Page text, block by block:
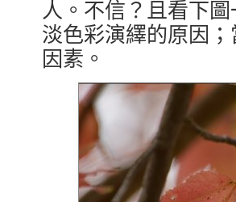
人。不信？且看下
淡色彩演繹的原因
因素。